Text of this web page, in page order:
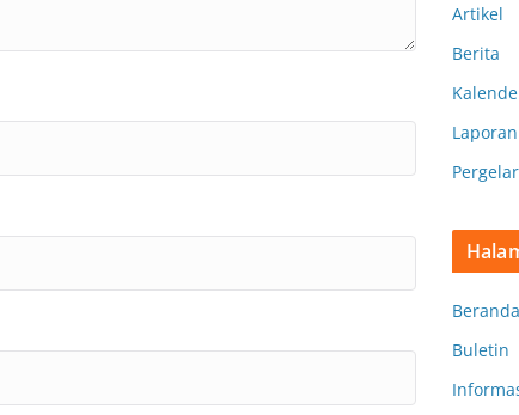
Artikel
Berita
Beranda
Buletin